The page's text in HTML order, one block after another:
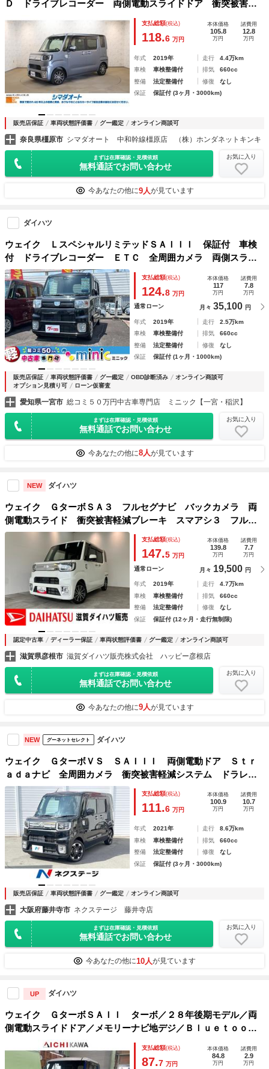
Ｄ ドライブレコーダー 両側電動スライドドア 衝突被害軽
減システム オートマチックハイビーム ＬＥＤヘッドラン
プ アイドリングストップ ターボ スマートキー
支払総額(税込)
118.6 万円
本体価格
105.8
万円
諸費用
12.8
万円
年式 2019年 走行
4.4万km
車検
車検整備付 排気
660cc
整備
法定整備付 修復
なし
保証
保証付 (3ヶ月・3000km)
販売店保証 車両状態評価書 グー鑑定 オンライン商談可
奈良県橿原市 シマダオート 中和幹線橿原店 （株）ホンダネットキンキ
まずは在庫確認・見積依頼
無料通話でお問い合わせ
お気に入り
今あなたの他に9人が見ています
ダイハツ
ウェイク ＬスペシャルリミテッドＳＡＩＩＩ 保証付 車検
付 ドライブレコーダー ＥＴＣ 全周囲カメラ 両側スライ
ド・片側電動 ナビ ＴＶ クリアランスソナー 衝突被害軽
減システム オートマチックハイビーム オートライト スマ
ートキー
支払総額(税込)
124.8 万円
本体価格
117
万円
諸費用
7.8
万円
通常ローン 月々 35,100 円
年式 2019年 走行
2.5万km
車検
車検整備付 排気
660cc
整備
法定整備付 修復
なし
保証
保証付 (1ヶ月・1000km)
販売店保証 車両状態評価書 グー鑑定 OBD診断済み
オンライン商談可
オプション見積り可
ローン仮審査
愛知県一宮市 総コミ５０万円中古車専門店 ミニック【一宮・稲沢】
まずは在庫確認・見積依頼
無料通話でお問い合わせ
お気に入り
今あなたの他に8人が見ています
NEW ダイハツ
ウェイク ＧターボＳＡ３ フルセグナビ バックカメラ 両
側電動スライド 衝突被害軽減ブレーキ スマアシ３ フルセ
グナビ ＤＶＤ再生 Ｂｌｕｅｔｏｏｔｈ ＵＳＢ バックカ
メラ ドラレコ ＥＴＣ 両側電動スライドドア ＬＥＤ オ
ートエアコン スマートキー エコアイドル ターボ
支払総額(税込)
147.5 万円
本体価格
139.8
万円
諸費用
7.7
万円
通常ローン 月々 19,500 円
年式 2019年 走行
4.7万km
車検
車検整備付 排気
660cc
整備
法定整備付 修復
なし
保証
保証付 (12ヶ月・走行無制限)
認定中古車 ディーラー保証 車両状態評価書 グー鑑定 オンライン商談可
滋賀県彦根市 滋賀ダイハツ販売株式会社 ハッピー彦根店
まずは在庫確認・見積依頼
無料通話でお問い合わせ
お気に入り
今あなたの他に9人が見ています
NEW グーネットセレクト ダイハツ
ウェイク ＧターボＶＳ ＳＡＩＩＩ 両側電動ドア Ｓｔｒ
ａｄａナビ 全周囲カメラ 衝突被害軽減システム ドラレ
コ スマートキー ＬＥＤヘッド ＥＴＣ 純正１５インチア
ルミ オートハイビーム 車線逸脱警報 オートライト オー
トエアコン
支払総額(税込)
111.6 万円
本体価格
100.9
万円
諸費用
10.7
万円
年式 2021年 走行
8.6万km
車検
車検整備付 排気
660cc
整備
法定整備付 修復
なし
保証
保証付 (3ヶ月・3000km)
販売店保証 車両状態評価書 グー鑑定 オンライン商談可
大阪府藤井寺市 ネクステージ 藤井寺店
まずは在庫確認・見積依頼
無料通話でお問い合わせ
お気に入り
今あなたの他に10人が見ています
UP ダイハツ
ウェイク ＧターボＳＡＩＩ ターボ／２８年後期モデル／両
側電動スライドドア／メモリーナビ地デジ／Ｂｌｕｅｔｏｏｔ
ｈ／バックカメラ／衝突軽減ブレーキ／ＥＴＣ／ＬＥＤヘッド
ライト／フォグランプ／スマートキー／シートヒーター
支払総額(税込)
87.7 万円
本体価格
84.8
万円
諸費用
2.9
万円